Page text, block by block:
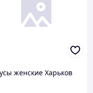
женские Харьков